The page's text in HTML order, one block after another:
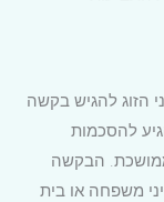
הזוג להגיש בקשה
להסכמות
הבקשה
משפחה או בית